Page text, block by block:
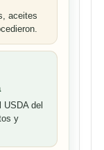
aceites
del
y